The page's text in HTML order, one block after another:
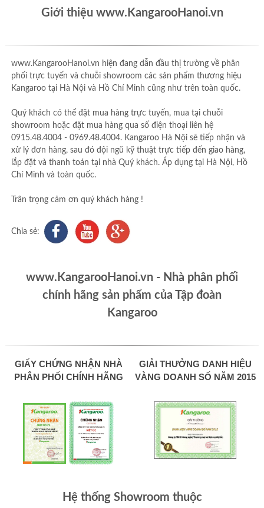
Giới thiệu www.KangarooHanoi.vn
www.KangarooHanoi.vn hiện đang dẫn đầu thị trường về phân
phối trực tuyến và chuỗi showroom các sản phẩm thương hiệu
Kangaroo tại Hà Nội và Hồ Chí Minh cũng như trên toàn quốc.
Quý khách có thể đặt mua hàng trực tuyến, mua tại chuỗi
showroom hoặc đặt mua hàng qua số điện thoại liên hệ
0915.48.4004 - 0969.48.4004. Kangaroo Hà Nội sẽ tiếp nhận và
xử lý đơn hàng, sau đó đội ngũ kỹ thuật trực tiếp đến giao hàng,
lắp đặt và thanh toán tại nhà Quý khách. Áp dụng tại Hà Nội, Hồ
Chí Minh và toàn quốc.
Trân trọng cảm ơn quý khách hàng !
Chia sẻ:
www.KangarooHanoi.vn - Nhà phân phối
chính hãng sản phẩm của Tập đoàn
Kangaroo
GIẤY CHỨNG NHẬN NHÀ
PHÂN PHỐI CHÍNH HÃNG
GIẢI THƯỞNG DANH HIỆU
VÀNG DOANH SỐ NĂM 2015
Hệ thống Showroom thuộc